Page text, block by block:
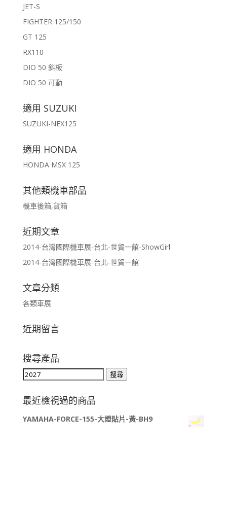
JET-S
FIGHTER 125/150
GT 125
RX110
DIO 50 斜板
DIO 50 可動
適用 SUZUKI
SUZUKI-NEX125
適用 HONDA
HONDA MSX 125
其他類機車部品
機車後箱,貨箱
近期文章
2014-台灣國際機車展-台北-世貿一館-ShowGirl
2014-台灣國際機車展-台北-世貿一館
文章分類
各類車展
近期留言
搜尋產品
搜
關
字:
搜尋
最近檢視過的商品
YAMAHA-FORCE-155-大燈貼片-黃-BH9